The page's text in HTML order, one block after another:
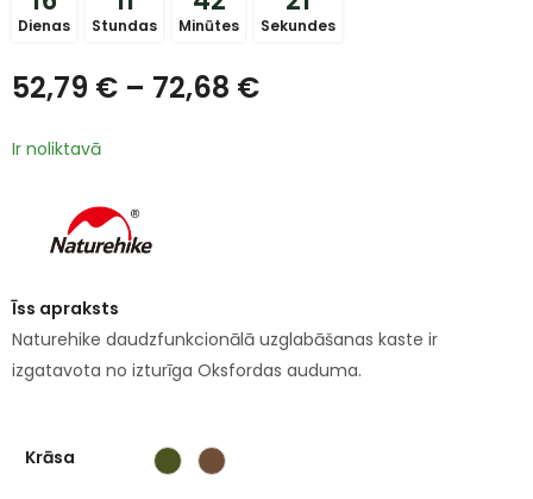
Dienas Stundas Minūtes Sekundes
52,79 € – 72,68 €
Ir noliktavā
Īss apraksts
Naturehike daudzfunkcionālā uzglabāšanas kaste ir
izgatavota no izturīga Oksfordas auduma.
Krāsa